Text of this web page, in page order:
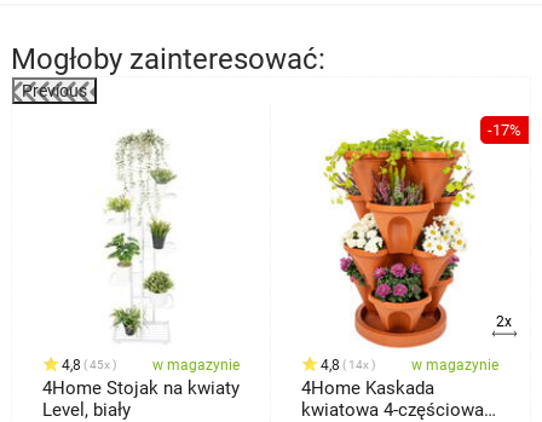
Mogłoby zainteresować:
Previous
4,8 45x w magazynie
4Home Stojak na kwiaty
Level, biały
-17%
2x
4,8 14x w magazynie
4Home Kaskada
kwiatowa 4-częściowa,